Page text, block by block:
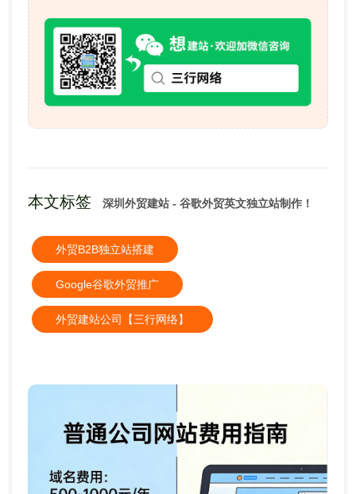
本文标签 深圳外贸建站 - 谷歌外贸英文独立站制作！
外贸B2B独立站搭建
Google谷歌外贸推广
外贸建站公司【三行网络】